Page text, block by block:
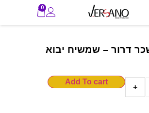
0
דרור – שמשיח יבוא
+
Add To cart